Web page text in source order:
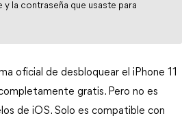
y la contraseña que usaste para
oficial de desbloquear el iPhone 11
gratis. Pero no es
de iOS. Solo es compatible con